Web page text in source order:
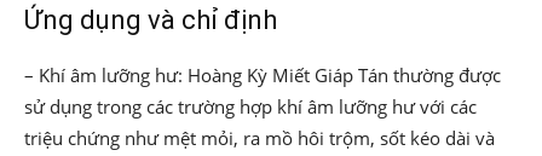
Ứng dụng và chỉ định
– Khí âm lưỡng hư: Hoàng Kỳ Miết Giáp Tán thường được
sử dụng trong các trường hợp khí âm lưỡng hư với các
triệu chứng như mệt mỏi, ra mồ hôi trộm, sốt kéo dài và